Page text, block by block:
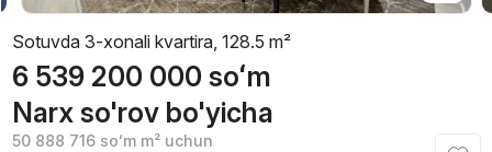
Sotuvda 3-xonali kvartira, 128.5 m²
6 539 200 000 soʻm
Narx so'rov bo'yicha
50 888 716 soʻmm² uchun